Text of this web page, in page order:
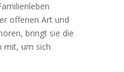
offenen Art und
bringt sie die
mit, um sich